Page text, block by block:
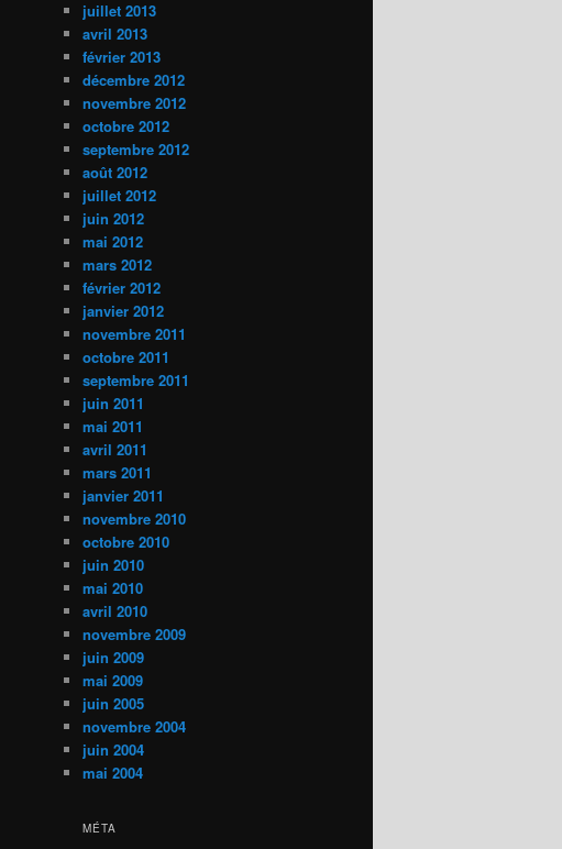
juillet 2013
avril 2013
février 2013
décembre 2012
novembre 2012
octobre 2012
septembre 2012
août 2012
juillet 2012
juin 2012
mai 2012
mars 2012
février 2012
janvier 2012
novembre 2011
octobre 2011
septembre 2011
juin 2011
mai 2011
avril 2011
mars 2011
janvier 2011
novembre 2010
octobre 2010
juin 2010
mai 2010
avril 2010
novembre 2009
juin 2009
mai 2009
juin 2005
novembre 2004
juin 2004
mai 2004
MÉTA